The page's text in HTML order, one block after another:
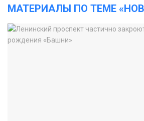
МАТЕРИАЛЫ ПО ТЕМЕ